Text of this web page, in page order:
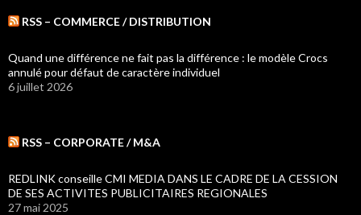
RSS – COMMERCE / DISTRIBUTION
Quand une différence ne fait pas la différence : le modèle Crocs
annulé pour défaut de caractère individuel
6 juillet 2026
RSS – CORPORATE / M&A
REDLINK conseille CMI MEDIA DANS LE CADRE DE LA CESSION
DE SES ACTIVITES PUBLICITAIRES REGIONALES
27 mai 2025